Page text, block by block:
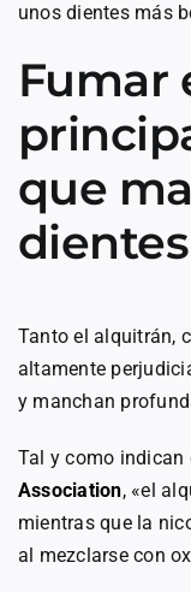
unos dientes más
Fumar
que
dientes
Tanto el alquitrán,
altamente
y manchan
Tal y como indican
Association, «el
mientras que la
al mezclarse con